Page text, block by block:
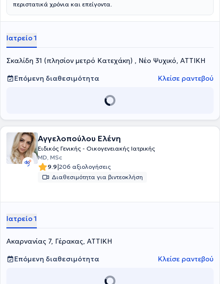
περιστατικά χρόνια και επείγοντα.
Ιατρείο 1
Σκαλίδη 31 (πλησίον μετρό Κατεχάκη) , Νέο Ψυχικό, ΑΤΤΙΚΗ
Επόμενη διαθεσιμότητα
Κλείσε ραντεβού
Αγγελοπούλου Ελένη
Ειδικός Γενικής - Οικογενειακής Ιατρικής
MD, MSc
9.9|206 αξιολογήσεις
Διαθεσιμότητα για βιντεοκλήση
Ιατρείο 1
Ακαρνανίας 7, Γέρακας, ΑΤΤΙΚΗ
Επόμενη διαθεσιμότητα
Κλείσε ραντεβού